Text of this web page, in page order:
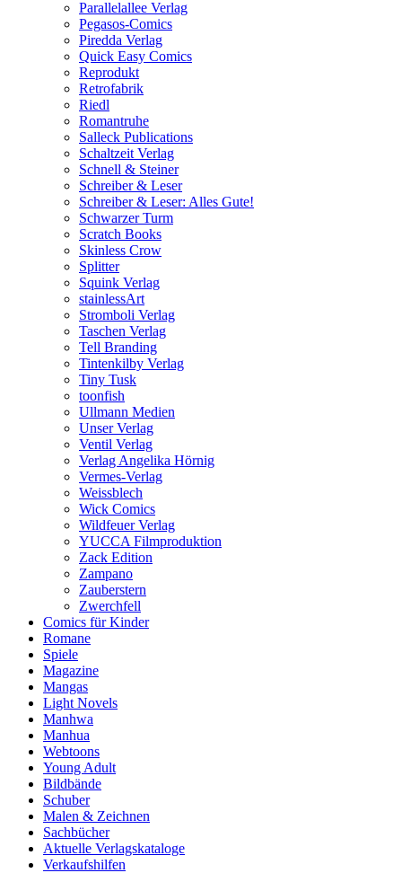
Parallelallee Verlag
Pegasos-Comics
Piredda Verlag
Quick Easy Comics
Reprodukt
Retrofabrik
Riedl
Romantruhe
Salleck Publications
Schaltzeit Verlag
Schnell & Steiner
Schreiber & Leser
Schreiber & Leser: Alles Gute!
Schwarzer Turm
Scratch Books
Skinless Crow
Splitter
Squink Verlag
stainlessArt
Stromboli Verlag
Taschen Verlag
Tell Branding
Tintenkilby Verlag
Tiny Tusk
toonfish
Ullmann Medien
Unser Verlag
Ventil Verlag
Verlag Angelika Hörnig
Vermes-Verlag
Weissblech
Wick Comics
Wildfeuer Verlag
YUCCA Filmproduktion
Zack Edition
Zampano
Zauberstern
Zwerchfell
Comics für Kinder
Romane
Spiele
Magazine
Mangas
Light Novels
Manhwa
Manhua
Webtoons
Young Adult
Bildbände
Schuber
Malen & Zeichnen
Sachbücher
Aktuelle Verlagskataloge
Verkaufshilfen